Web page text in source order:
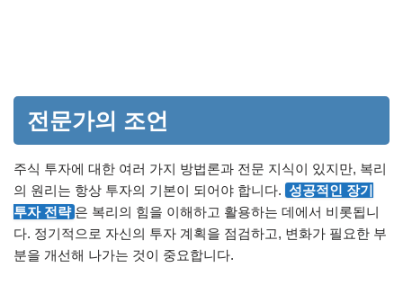
전문가의 조언
주식 투자에 대한 여러 가지 방법론과 전문 지식이 있지만, 복리
의 원리는 항상 투자의 기본이 되어야 합니다. 성공적인 장기
투자 전략 은 복리의 힘을 이해하고 활용하는 데에서 비롯됩니
다. 정기적으로 자신의 투자 계획을 점검하고, 변화가 필요한 부
분을 개선해 나가는 것이 중요합니다.